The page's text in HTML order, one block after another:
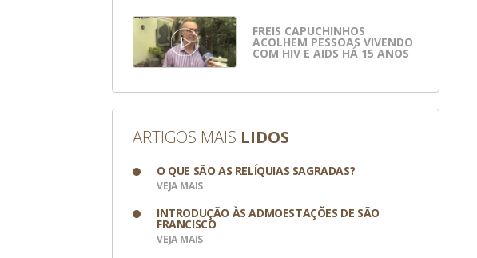
FREIS CAPUCHINHOS
ACOLHEM PESSOAS VIVENDO
COM HIV E AIDS HÁ 15 ANOS
ARTIGOS MAIS LIDOS
O QUE SÃO AS RELÍQUIAS SAGRADAS?
VEJA MAIS
INTRODUÇÃO ÀS ADMOESTAÇÕES DE SÃO
FRANCISCO
VEJA MAIS